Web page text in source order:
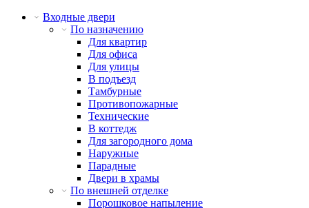
Входные двери
По назначению
Для квартир
Для офиса
Для улицы
В подъезд
Тамбурные
Противопожарные
Технические
В коттедж
Для загородного дома
Наружные
Парадные
Двери в храмы
По внешней отделке
Порошковое напыление